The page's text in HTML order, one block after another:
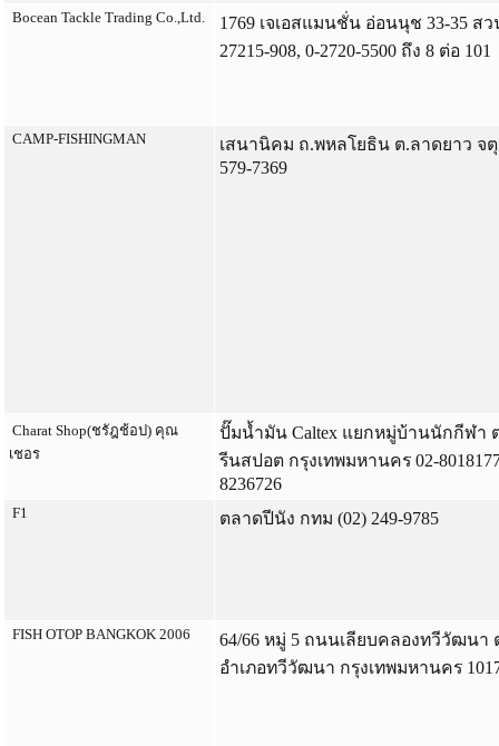
Bocean Tackle Trading Co.,Ltd.
1769 เจเอสแมนชั่น อ่อนนุช 33-35 ส
27215-908, 0-2720-5500 ถึง 8 ต่อ 101
CAMP-FISHINGMAN
เสนานิคม ถ.พหลโยธิน ต.ลาดยาว จตุ
579-7369
Charat Shop(ชรัฎช้อป) คุณ
เชอร
ปั๊มน้ำมัน Caltex แยกหมู่บ้านนักกีฬา
รีนสปอต กรุงเทพมหานคร 02-
8236726
F1 ตลาดปีนัง กทม (02) 249-9785
FISH OTOP BANGKOK 2006
64/66 หมู่ 5 ถนนเลียบคลองทวีวัฒน
อำเภอทวีวัฒนา กรุงเทพมหานคร